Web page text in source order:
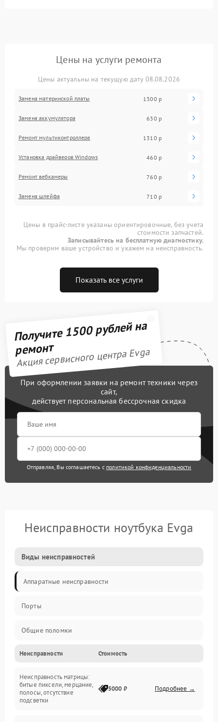
Цены на услуги ремонта
Цены актуальны на текущую дату 08.08.2026
Замена материнской платы 1300 р
Замена аккумулятора 630 р
Ремонт мультиконтроллера 1310 р
Установка драйверов Windows 460 р
Ремонт вебкамеры 760 р
Замена шлейфа 710 р
Цены в прайс-листе указаны ориентировочные, без учета
стоимости запчастей.
Записывайтесь на бесплатную диагностику.
Мы проверим ваше устройство и укажем на неисправность.
Показать все услуги
Получите 1500 рублей на
ремонт
Акция сервисного центра Evga
При оформлении заявки на ремонт техники через
сайт,
действует персональная бессрочная скидка
Отправляя, Вы соглашаетесь с политикой конфиденциальности
Неисправности ноутбука Evga
Виды неисправностей
Аппаратные неисправности
Порты
Общие поломки
Устройства
Программные ошибки
Электрические и системные сбои
Неисправности Стоимость
Неисправность матрицы:
битые пиксели, мерцание,
полосы, отсутствие
подсветки
5000 ₽ Подробнее →